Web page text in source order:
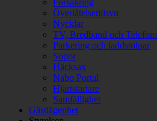
Försäkring
Överlåtelsetillsyn
Nycklar
TV, Bredband och Telefoni
Parkering och laddstolpar
Sopor
Häcksax
Nabo Portal
Hjärtstartare
Samfällighet
Gästlägenhet